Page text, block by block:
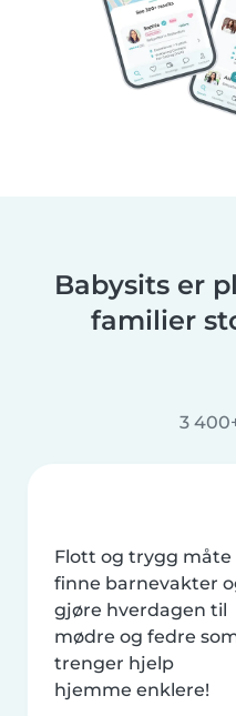
Babysits er
familier
3
Flott og trygg måte
finne barnevakter
gjøre hverdagen til
mødre og fedre
trenger hjelp
hjemme enklere!